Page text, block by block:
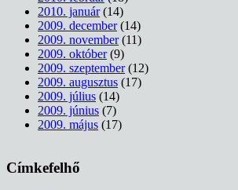
2010. január(14)
2009. december(14)
2009. november(11)
2009. október(9)
2009. szeptember(12)
2009. augusztus (17)
2009. július (14)
2009. június (7)
2009. május (17)
Címkefelhő